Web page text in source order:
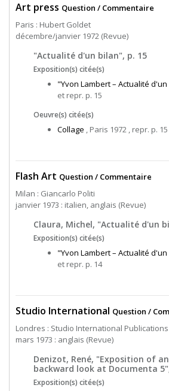
Art press Question / Commentaire
Paris : Hubert Goldet
décembre/janvier 1972 (Revue)
"Actualité d'un bilan", p. 15
Exposition(s) citée(s)
"Yvon Lambert – Actualité
et repr. p. 15
Oeuvre(s) citée(s)
Collage , Paris 1972 , repr. p. 15
Flash Art Question / Commentaire
Milan : Giancarlo Politi
janvier 1973 : italien, anglais (Revue)
Claura, Michel, "Actualité d'un
Exposition(s) citée(s)
"Yvon Lambert – Actualité
et repr. p. 14
Studio International Question /
Londres : Studio International Publications
mars 1973 : anglais (Revue)
Denizot, René, "Exposition of
backward look at Documenta
Exposition(s) citée(s)